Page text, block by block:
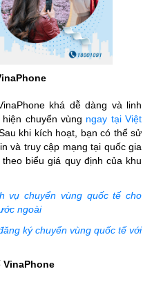
khá dễ dàng và linh
chuyển vùng ngay tại Việt
khi kích hoạt, bạn có thể sử
và truy cập mạng tại quốc gia
biểu giá quy định của khu
vụ chuyển vùng quốc tế cho
ngoài
ký chuyển vùng quốc tế với